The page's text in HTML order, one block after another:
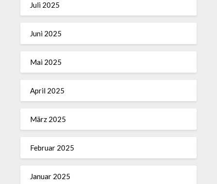
Juli 2025
Juni 2025
Mai 2025
April 2025
März 2025
Februar 2025
Januar 2025